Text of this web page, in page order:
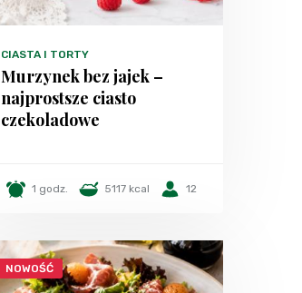
CIASTA I TORTY
Murzynek bez jajek –
najprostsze ciasto
czekoladowe
1 godz. 5117 kcal 12
NOWOŚĆ